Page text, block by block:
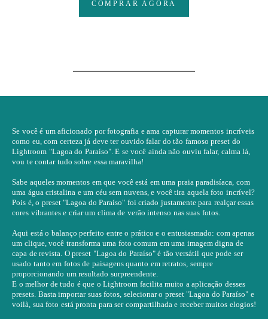
COMPRAR AGORA
Se você é um aficionado por fotografia e ama capturar momentos incríveis
como eu, com certeza já deve ter ouvido falar do tão famoso preset do
Lightroom "Lagoa do Paraíso". E se você ainda não ouviu falar, calma lá,
vou te contar tudo sobre essa maravilha!
Sabe aqueles momentos em que você está em uma praia paradisíaca, com
uma água cristalina e um céu sem nuvens, e você tira aquela foto incrível?
Pois é, o preset "Lagoa do Paraíso" foi criado justamente para realçar essas
cores vibrantes e criar um clima de verão intenso nas suas fotos.
Aqui está o balanço perfeito entre o prático e o entusiasmado: com apenas
um clique, você transforma uma foto comum em uma imagem digna de
capa de revista. O preset "Lagoa do Paraíso" é tão versátil que pode ser
usado tanto em fotos de paisagens quanto em retratos, sempre
proporcionando um resultado surpreendente.
E o melhor de tudo é que o Lightroom facilita muito a aplicação desses
presets. Basta importar suas fotos, selecionar o preset "Lagoa do Paraíso" e
voilà, sua foto está pronta para ser compartilhada e receber muitos elogios!